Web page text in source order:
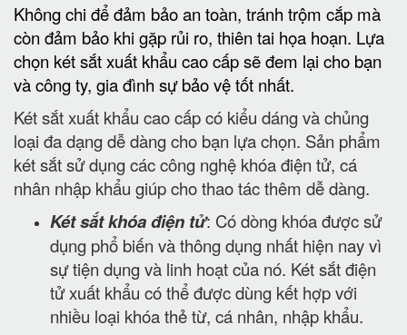
Không chi để đảm bảo an toàn, tránh trộm cắp mà
còn đảm bảo khi gặp rủi ro, thiên tai họa hoạn. Lựa
chọn két sắt xuất khẩu cao cấp sẽ đem lại cho bạn
và công ty, gia đình sự bảo vệ tốt nhất.
Két sắt xuất khẩu cao cấp có kiểu dáng và chủng
loại đa dạng dễ dàng cho bạn lựa chọn. Sản phẩm
két sắt sử dụng các công nghệ khóa điện tử, cá
nhân nhập khẩu giúp cho thao tác thêm dễ dàng.
Két sắt khóa điện tử: Có dòng khóa được sử
dụng phổ biến và thông dụng nhất hiện nay vì
sự tiện dụng và linh hoạt của nó. Két sắt điện
tử xuất khẩu có thể được dùng kết hợp với
nhiều loại khóa thẻ từ, cá nhân, nhập khẩu.